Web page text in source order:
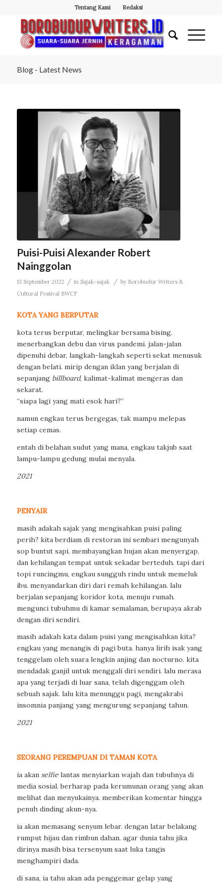
Tentang Kami Redaksi
Blog - Latest News
Puisi-Puisi Alexander Robert
Nainggolan
13 September 2022 / in Sajak-sajak / by Borobudur Writers &
Cultural Festival BWCF
KOTA YANG BERPUTAR
kota terus berputar, melingkar bersama bising.
menerbangkan debu dan virus pandemi. jalan-jalan
dipenuhi debar, langkah-langkah seperti sekat menusuk
dengan belati. mirip dengan iklan yang berjalan di
sepanjang billboard, kalimat-kalimat mengeras dan
sekarat.
“siapa lagi yang mati esok hari?”
namun engkau terus bergegas, tak mampu melepas
setiap cemas.
entah di belahan sudut yang mana, engkau takjub saat
lampu-lampu gedung mulai menyala.
2021
PENYAIR
masih adakah sajak yang mengisahkan puisi paling
perih? kita berdiam di restoran ini sembari mengunyah
sop buntut sapi. membayangkan hujan akan menyergap,
dan kehilangan tempat untuk sekadar berteduh. tapi dari
topi runcingmu, engkau sungguh rindu untuk memeluk
ibu. menyandarkan diri dari remah kehilangan. lalu
berjalan sepanjang koridor kota, menuju rumah.
mengunci tubuhmu di kamar semalaman, berupaya akrab
dengan diri sendiri.
masih adakah kata dalam puisi yang mengisahkan kita?
engkau yang menangis di pagi buta. hanya lirih isak yang
tenggelam oleh suara lengkin anjing dan nocturno. kita
mendadak ganjil untuk menggali diri sendiri. lalu merasa
apa yang terjadi di luar sana, telah digenggam oleh
sebuah sajak. lalu kita menunggu pagi, mengakrabi
insomnia panjang yang mengurung sepanjang tahun.
2021
SEORANG PEREMPUAN DI TAMAN KOTA
ia akan selfielantas menyiarkan wajah dan tubuhnya di
media sosial. berharap pada kerumunan orang yang akan
melihat dan menyukainya. memberikan komentar hingga
penuh dinding akun-nya.
ia akan memasang senyum lebar. dengan latar belakang
rumput hijau dan rimbun dahan. agar dunia tahu jika
dirinya masih bisa tersenyum saat luka tangis
menghampiri dada.
di sana, ia tahu akan ada penggemar gelap yang